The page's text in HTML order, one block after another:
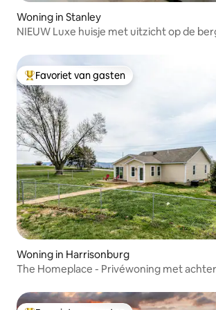
Woning in Stanley
NIEUW Luxe huisje met uitzicht op de
Topfavoriet van gasten
Favoriet van gasten
Woning in Harrisonburg
The Homeplace - Privéwoning met